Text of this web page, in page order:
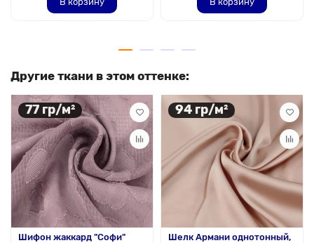
Другие ткани в этом оттенке:
77 гр/м²
Шифон жаккард "Софи"
94 гр/м²
Шелк Армани однотонный,